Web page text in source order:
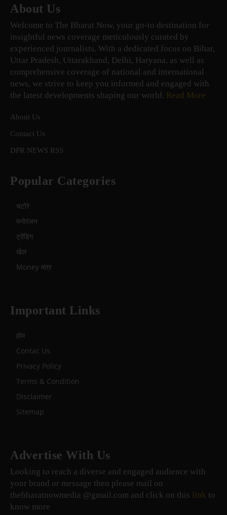
About Us
Welcome to The Bharat Now, your go-to destination for
insightful news coverage meticulously curated by
experienced journalists. With a dedicated focus on Bihar,
Uttar Pradesh, Uttarakhand, Delhi, Haryana, as well as
comprehensive coverage of national and international
news, we strive to keep you informed and engaged with
the latest developments shaping our world. Read More
About Us
Contact Us
DPR NEWS RSS
Popular Categories
चटोरे
मनोरंजन
ट्रेंडिंग
खेल
Money मंत्र
Important Links
होम
Contac Us
Privacy Policy
Terms & Condition
Disclaimer
Sitemap
Advertise With Us
Looking to reach a diverse and engaged audience with
your brand or message then please mail on
thebharatnowmedia @gmail.com and click on this link to
know more